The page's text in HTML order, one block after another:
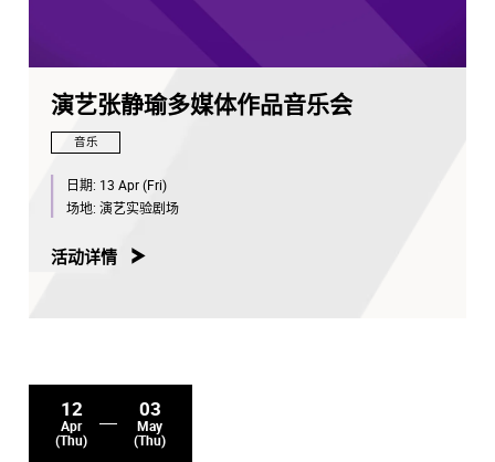
演艺张静瑜多媒体作品音乐会
音乐
日期: 13 Apr (Fri)
场地: 演艺实验剧场
活动详情
12
Apr
(Thu)
03
May
(Thu)